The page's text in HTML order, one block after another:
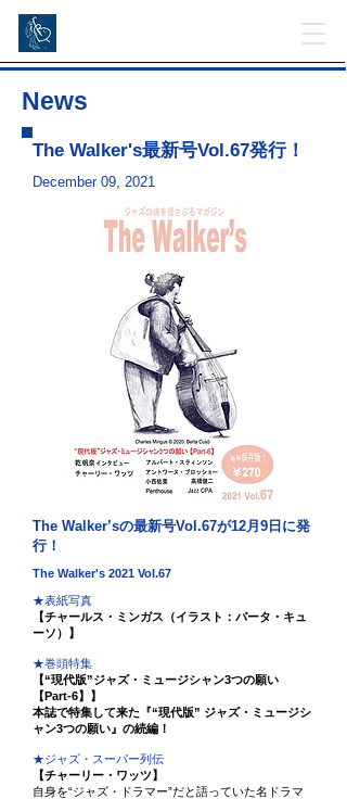
News
​The Walker's最新号Vol.67発行！
December 09, 2021
The Walker’sの最新号Vol.67が12月9日に発
行！
The Walker's 2021 Vol.67
★表紙写真
【チャールス・ミンガス（イラスト：バータ・キュ
ーソ）】
★巻頭特集
【“現代版”ジャズ・ミュージシャン3つの願い
【Part-6】】
本誌で特集して来た『“現代版” ジャズ・ミュージシ
ャン3つの願い』の続編！
★ジャズ・スーパー列伝
【チャーリー・ワッツ】
自身を“ジャズ・ドラマー”だと語っていた名ドラマ